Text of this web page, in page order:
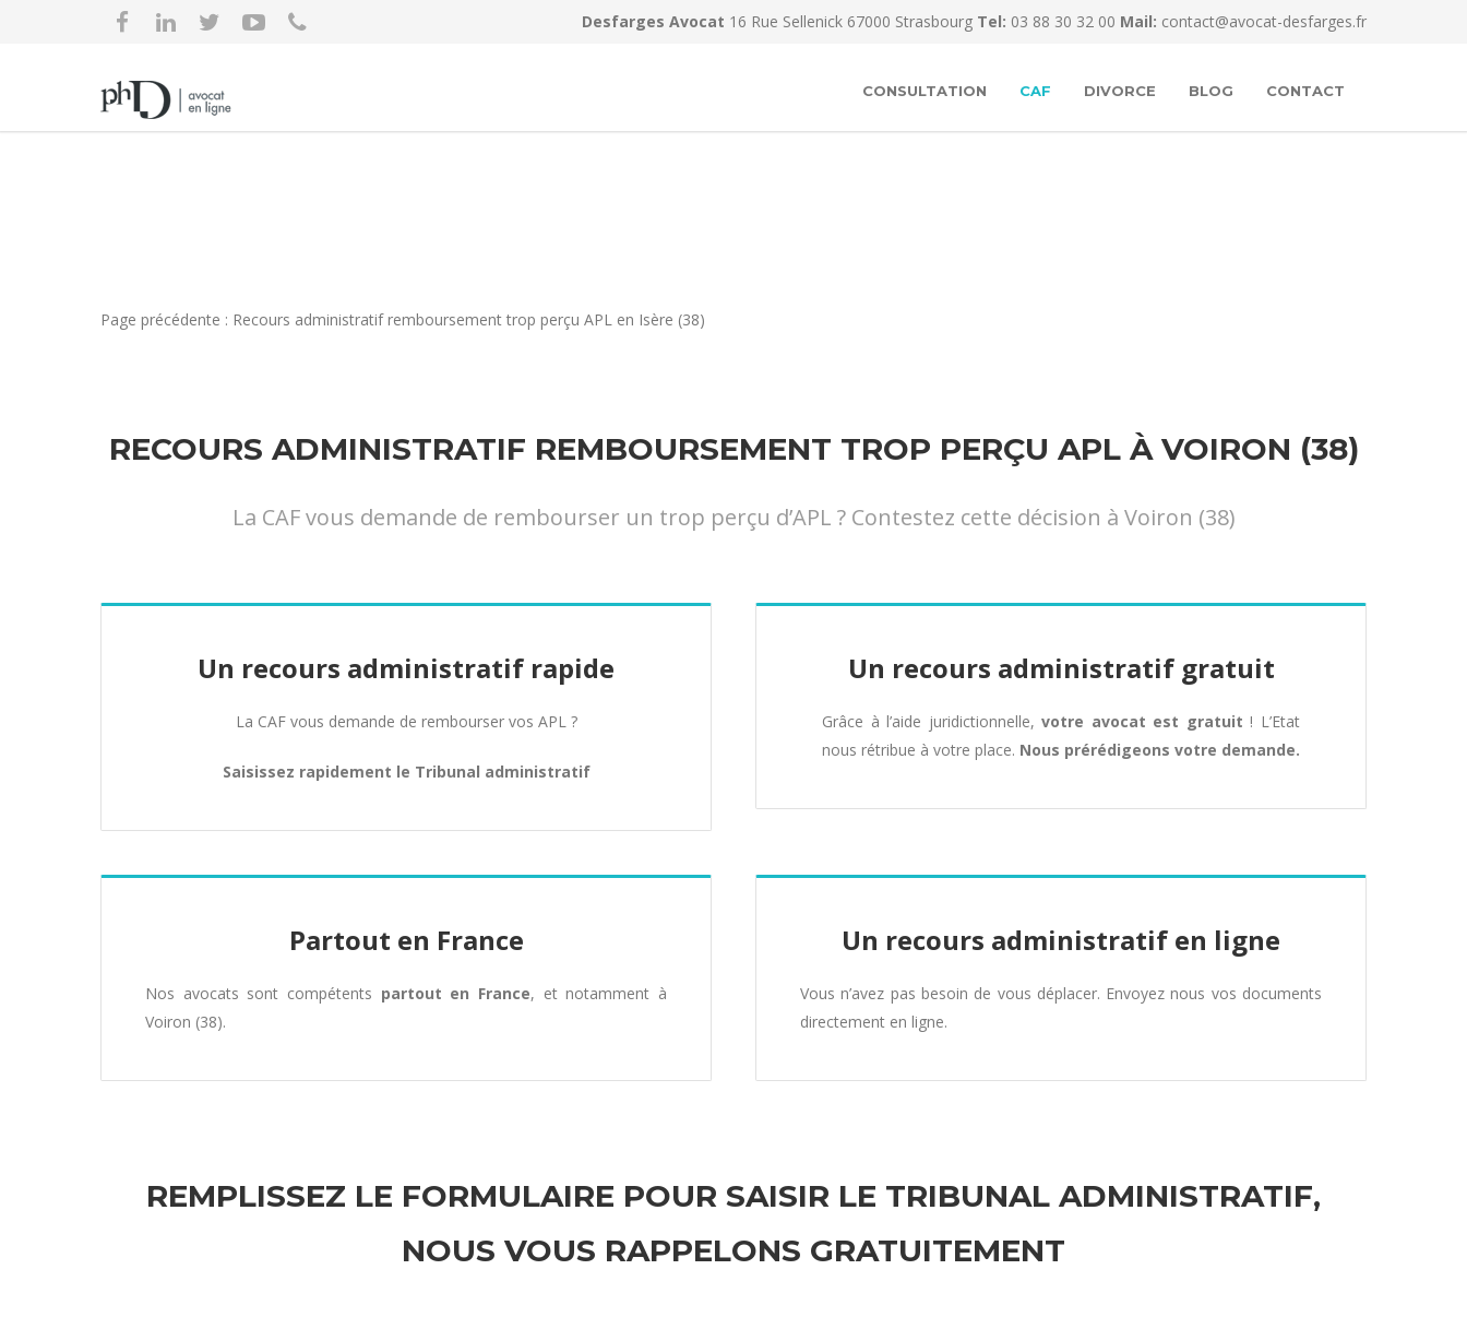
Desfarges Avocat 16 Rue Sellenick 67000 Strasbourg Tel: 03 88 30 32 00 Mail: contact@avocat-desfarges.fr
CONSULTATION CAF DIVORCE BLOG CONTACT
Page précédente : Recours administratif remboursement trop perçu APL en Isère (38)
RECOURS ADMINISTRATIF REMBOURSEMENT TROP PERÇU APL À VOIRON (38)
La CAF vous demande de rembourser un trop perçu d’APL ? Contestez cette décision à Voiron (38)
Un recours administratif rapide
La CAF vous demande de rembourser vos APL ?
Saisissez rapidement le Tribunal administratif
Un recours administratif gratuit
Grâce à l’aide juridictionnelle,votre avocat est gratuit ! L’Etat
nous rétribue à votre place. Nous prérédigeons votre demande.
Partout en France
Nos avocats sont compétents partout en France, et notamment à
Voiron (38).
Un recours administratif en ligne
Vous n’avez pas besoin de vous déplacer. Envoyez nous vos documents
directement en ligne.
REMPLISSEZ LE FORMULAIRE POUR SAISIR LE TRIBUNAL ADMINISTRATIF,
NOUS VOUS RAPPELONS GRATUITEMENT